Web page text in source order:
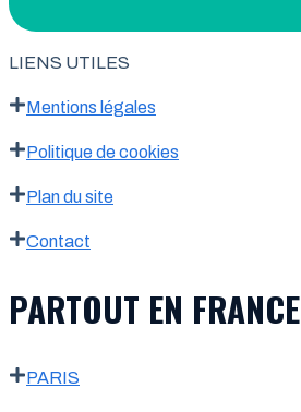
LIENS UTILES
Mentions légales
Politique de cookies
Plan du site
Contact
PARTOUT EN FRANCE
PARIS